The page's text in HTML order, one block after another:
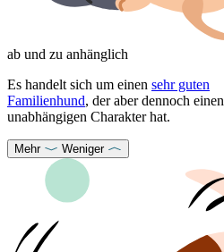
ab und zu anhänglich
Es handelt sich um einen sehr guten
Familienhund, der aber dennoch einen
unabhängigen Charakter hat.
Mehr Weniger